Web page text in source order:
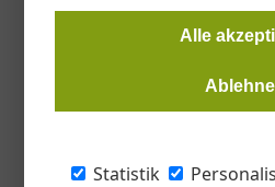
Alle
Statistik
Redaktion Tischler Journal
Die 24 Schüler*innen des 1.
Zusammenarbeit mit der Firma